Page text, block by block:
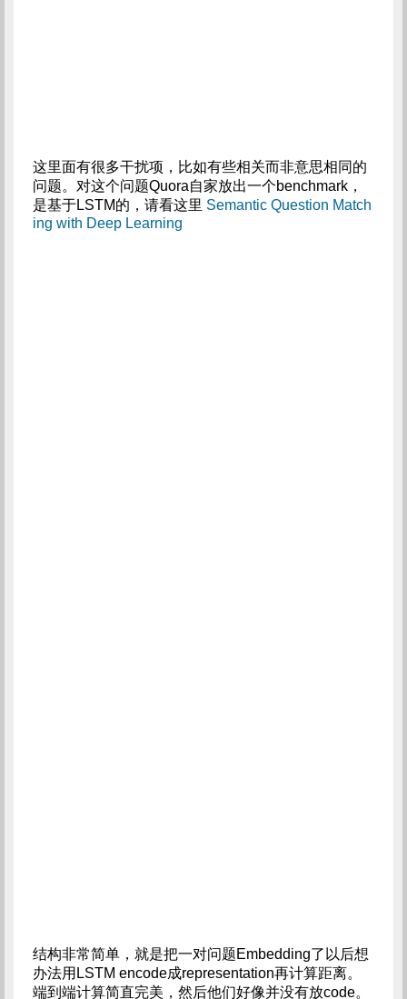
这里面有很多干扰项，比如有些相关而非意思相同的
问题。对这个问题Quora自家放出一个benchmark，
是基于LSTM的，请看这里 Semantic Question Match
ing with Deep Learning
结构非常简单，就是把一对问题Embedding了以后想
办法用LSTM encode成representation再计算距离。
端到端计算简直完美，然后他们好像并没有放code。